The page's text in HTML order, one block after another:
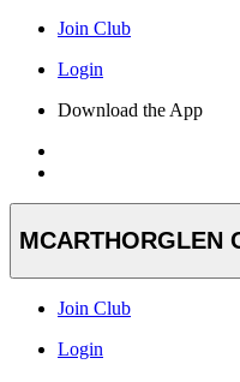
Join Club
Login
Download the App
MCARTHORGLEN
Join Club
Login